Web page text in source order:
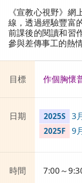
《宣教心視野》
線，透過經驗豐富
前課後的閱讀和習
參與差傳事工的熱
目標 作個胸懷
日期 2025S 3
2025F 9
時間 7:00～